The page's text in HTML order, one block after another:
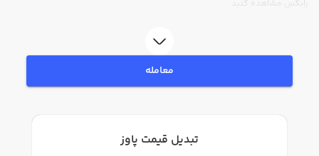
رابکس مشاهده کنید.
معامله
تبدیل قیمت پاوز